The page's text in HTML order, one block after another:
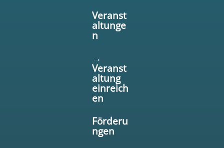
Veranst
altunge
n
→
Veranst
altung
einreich
en
Förderu
ngen